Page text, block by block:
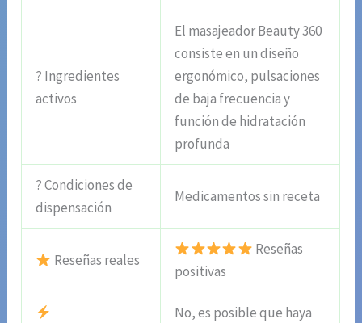
? Ingredientes
activos
El masajeador Beauty 360
consiste en un diseño
ergonómico, pulsaciones
de baja frecuencia y
función de hidratación
profunda
? Condiciones de
dispensación
Medicamentos sin receta
Reseñas reales
Reseñas
positivas
No, es posible que haya